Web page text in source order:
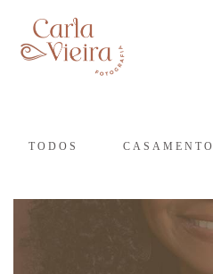
TODOS CASAMENTO